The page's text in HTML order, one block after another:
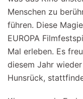
Menschen zu
führen. Diese
EUROPA
Mal erleben. Es
diesem Jahr
Hunsrück,